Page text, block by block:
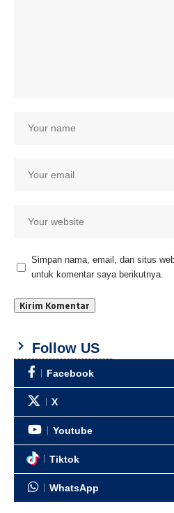
Simpan nama, email, dan situs
untuk komentar saya berikutnya.
Follow US
Facebook
X
Youtube
Tiktok
WhatsApp